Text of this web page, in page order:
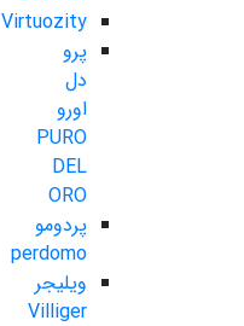
Virtuozity
پرو
دل
اورو
PURO
DEL
ORO
پردومو
perdomo
ویلیجر
Villiger